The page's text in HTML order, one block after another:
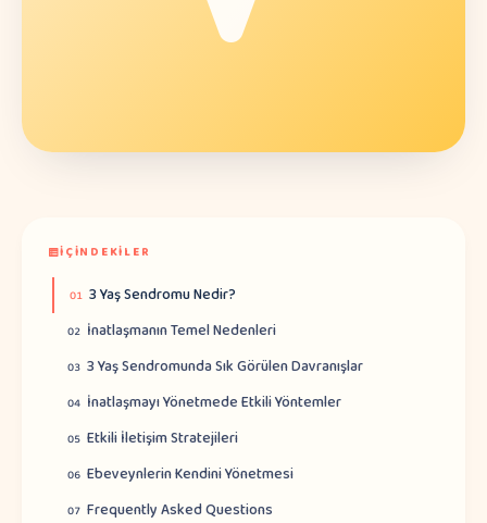
İÇINDEKILER
01 3 Yaş Sendromu Nedir?
02 İnatlaşmanın Temel Nedenleri
03 3 Yaş Sendromunda Sık Görülen Davranışlar
04 İnatlaşmayı Yönetmede Etkili Yöntemler
05 Etkili İletişim Stratejileri
06 Ebeveynlerin Kendini Yönetmesi
07 Frequently Asked Questions